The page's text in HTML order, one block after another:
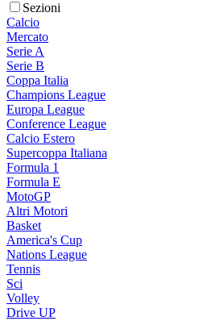
Sezioni
Calcio
Mercato
Serie A
Serie B
Coppa Italia
Champions League
Europa League
Conference League
Calcio Estero
Supercoppa Italiana
Formula 1
Formula E
MotoGP
Altri Motori
Basket
America's Cup
Nations League
Tennis
Sci
Volley
Drive UP